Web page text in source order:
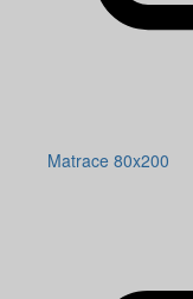
Matrace 80x200